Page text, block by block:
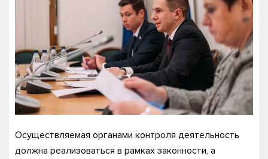
Осуществляемая органами контроля деятельность
должна реализоваться в рамках законности, а